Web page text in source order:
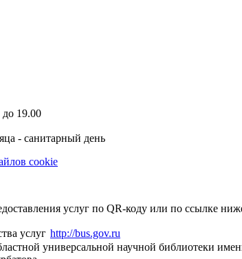
19.00
- санитарный день
cookie
услуг по QR-коду или по ссылке
http://bus.gov.ru
универсальной научной библиотеки